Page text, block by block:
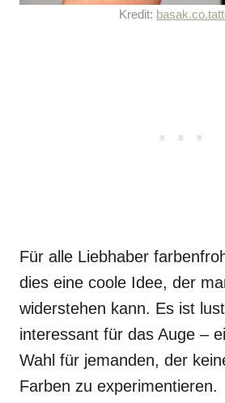
Kredit:
Für alle Liebhaber
dies eine coole Idee, der
widerstehen kann. Es ist
interessant für das Auge –
Wahl für jemanden, der
Farben zu experimentieren.